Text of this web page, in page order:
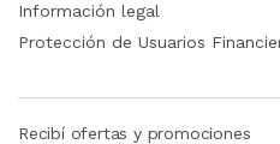
Información legal
Protección de Usuarios
Recibí ofertas y promociones